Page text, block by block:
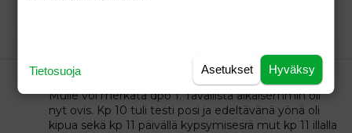
Haaveena vauva 2027
Mulle voi merkata dpo 1. Tavallista aikaisemmin oli
nyt ovis. Kp 10 tuli testi posi ja edeltävänä yönä oli
kipua sekä kp 11 päivällä kypsymisesrä mut kp 11 illalla
Hyväksy
Asetukset
Tietosuoja